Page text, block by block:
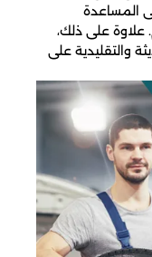
المساعدة
علاوة على ذلك،
والتقليدية على